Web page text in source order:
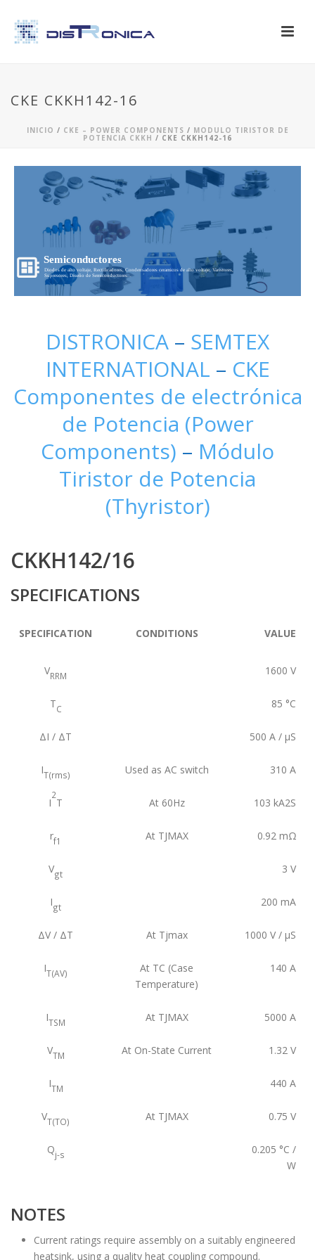
CKE CKKH142-16
INICIO / CKE – POWER COMPONENTS / MODULO TIRISTOR DE
POTENCIA CKKH / CKE CKKH142-16
Semiconductores
Diodos de alto voltaje, Rectificadores, Condensadores ceramicos de alto voltaje, Varistores,
Supresores, Diseño de Semiconductores...
DISTRONICA – SEMTEX
INTERNATIONAL – CKE
Componentes de electrónica
de Potencia (Power
Components) – Módulo
Tiristor de Potencia
(Thyristor)
CKKH142/16
SPECIFICATIONS
SPECIFICATION CONDITIONS VALUE
VRRM 1600 V
TC 85 °C
ΔI / ΔT 500 A / µS
IT(rms) Used as AC switch 310 A
I
2
T At 60Hz 103 kA2S
rf1 At TJMAX 0.92 mΩ
Vgt 3 V
Igt 200 mA
ΔV / ΔT At Tjmax 1000 V / µS
IT(AV)
At TC (Case
Temperature)
140 A
ITSM At TJMAX 5000 A
VTM At On-State Current 1.32 V
ITM 440 A
VT(TO) At TJMAX 0.75 V
Qj-s 0.205 °C /
W
NOTES
Current ratings require assembly on a suitably engineered
heatsink, using a quality heat coupling compound.